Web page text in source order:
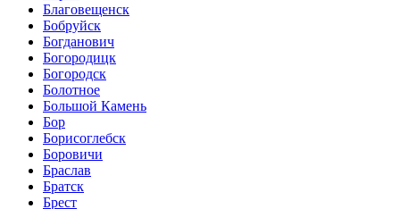
Благовещенск
Бобруйск
Богданович
Богородицк
Богородск
Болотное
Большой Камень
Бор
Борисоглебск
Боровичи
Браслав
Братск
Брест